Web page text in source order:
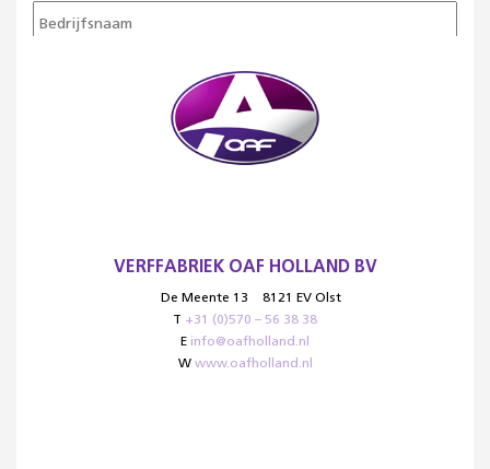
VERFFABRIEK OAF HOLLAND BV
De Meente 13
8121 EV Olst
T +31 (0)570 – 56 38 38
E info@oafholland.nl
W www.oafholland.nl